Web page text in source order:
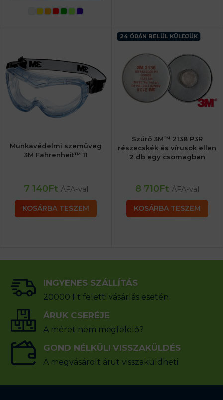
Munkavédelmi szemüveg
3M Fahrenheit™ 11
7 140Ft ÁFA-val
KOSÁRBA TESZEM
24 ÓRÁN BELÜL KÜLDJÜK
Szűrő 3M™ 2138 P3R
részecskék és vírusok ellen
2 db egy csomagban
8 710Ft ÁFA-val
KOSÁRBA TESZEM
INGYENES SZÁLLÍTÁS
20000 Ft feletti vásárlás esetén
ÁRUK CSERÉJE
A méret nem megfelelő?
GOND NÉLKÜLI VISSZAKÜLDÉS
A megvásárolt árut visszaküldheti